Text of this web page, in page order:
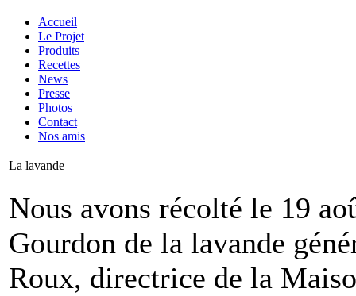
Accueil
Le Projet
Produits
Recettes
News
Presse
Photos
Contact
Nos amis
La lavande
Nous avons récolté le 19
Gourdon de la lavande
Roux, directrice de la